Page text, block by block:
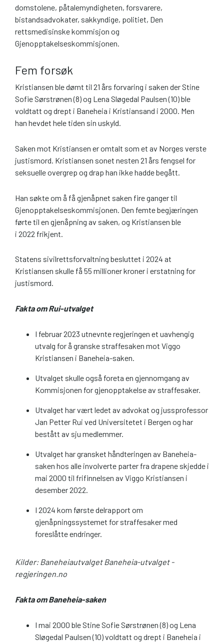
domstolene, påtalemyndigheten, forsvarere,
bistandsadvokater, sakkyndige, politiet, Den
rettsmedisinske kommisjon og
Gjenopptakelseskommisjonen.
Fem forsøk
Kristiansen ble dømt til 21 års forvaring i saken der Stine
Sofie Sørstrønen (8) og Lena Sløgedal Paulsen (10) ble
voldtatt og drept i Baneheia i Kristiansand i 2000. Men
han hevdet hele tiden sin uskyld.
Saken mot Kristiansen er omtalt som et av Norges verste
justismord. Kristiansen sonet nesten 21 års fengsel for
seksuelle overgrep og drap han ikke hadde begått.
Han søkte om å få gjenåpnet saken fire ganger til
Gjenopptakelseskommisjonen. Den femte begjæringen
førte til en gjenåpning av saken, og Kristiansen ble
i 2022 frikjent.
Statens sivilrettsforvaltning besluttet i 2024 at
Kristiansen skulle få 55 millioner kroner i erstatning for
justismord.
Fakta om Rui-utvalget
I februar 2023 utnevnte regjeringen et uavhengig
utvalg for å granske straffesaken mot Viggo
Kristiansen i Baneheia-saken.
Utvalget skulle også foreta en gjennomgang av
Kommisjonen for gjenopptakelse av straffesaker.
Utvalget har vært ledet av advokat og jussprofessor
Jan Petter Rui ved Universitetet i Bergen og har
bestått av sju medlemmer.
Utvalget har gransket håndteringen av Baneheia-
saken hos alle involverte parter fra drapene skjedde i
mai 2000 til frifinnelsen av Viggo Kristiansen i
desember 2022.
I 2024 kom første delrapport om
gjenåpningssystemet for straffesaker med
foreslåtte endringer.
Kilder: Baneheiautvalget Baneheia-utvalget -
regjeringen.no
Fakta om Baneheia-saken
I mai 2000 ble Stine Sofie Sørstrønen (8) og Lena
Sløgedal Paulsen (10) voldtatt og drept i Baneheia i